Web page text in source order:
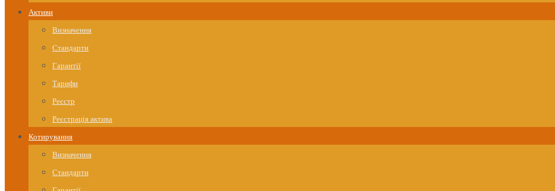
Активи
Визначення
Стандарти
Гарантії
Тарифи
Реєстр
Реєстрація актива
Котирування
Визначення
Стандарти